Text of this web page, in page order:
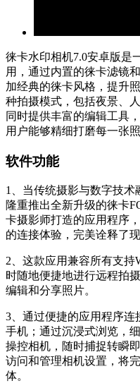
徕卡水印相机7.0安卓版是
用，通过内置的徕卡滤镜
加经典的徕卡风格，提升
种拍摄模式，包括夜景、
同时提供丰富的编辑工具
用户能够精细打磨每一张
软件功能
1、当传统摄影与数字技
隆重推出全新升级的徕卡
卡摄影师打造的应用程序
的连接体验，完美诠释了
2、这款应用兼容所有支
时随地便捷地进行远程拍
编辑和分享照片。
3、通过便捷的应用程序
手机；通过沉浸式浏览，
操控相机，随时捕捉转瞬
访问和管理相机设置，将
体。